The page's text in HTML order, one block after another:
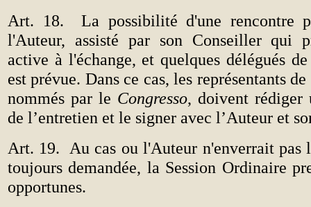
Art. 18.
La possibilité d'une rencontre
l'Auteur, assisté par son Conseiller qui
active à l'échange, et quelques délégués
est prévue. Dans ce cas, les représentants
nommés par le Congresso, doivent rédiger
de l’entretien et le signer avec l’Auteur et
Art. 19.
Au cas ou l'Auteur n'enverrait pas
toujours demandée, la Session Ordinaire
opportunes.